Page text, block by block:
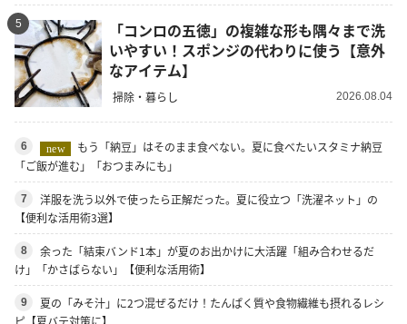
5
「コンロの五徳」の複雑な形も隅々まで洗
いやすい！スポンジの代わりに使う【意外
なアイテム】
掃除・暮らし 2026.08.04
6 new
もう「納豆」はそのまま食べない。夏に食べたいスタミナ納豆
「ご飯が進む」「おつまみにも」
7
洋服を洗う以外で使ったら正解だった。夏に役立つ「洗濯ネット」の
【便利な活用術3選】
8
余った「結束バンド1本」が夏のお出かけに大活躍「組み合わせるだ
け」「かさばらない」【便利な活用術】
9
夏の「みそ汁」に2つ混ぜるだけ！たんぱく質や食物繊維も摂れるレシ
ピ【夏バテ対策に】